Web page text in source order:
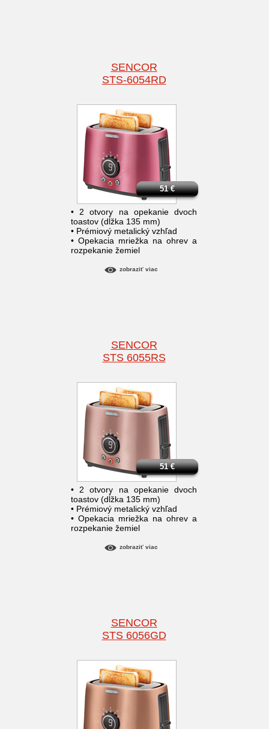
SENCOR
STS-6054RD
• 2 otvory na opekanie dvoch
toastov (dĺžka 135 mm)
• Prémiový metalický vzhľad
• Opekacia mriežka na ohrev a
rozpekanie žemiel
51€
zobraziť viac
SENCOR
STS 6055RS
• 2 otvory na opekanie dvoch
toastov (dĺžka 135 mm)
• Prémiový metalický vzhľad
• Opekacia mriežka na ohrev a
rozpekanie žemiel
51€
zobraziť viac
SENCOR
STS 6056GD